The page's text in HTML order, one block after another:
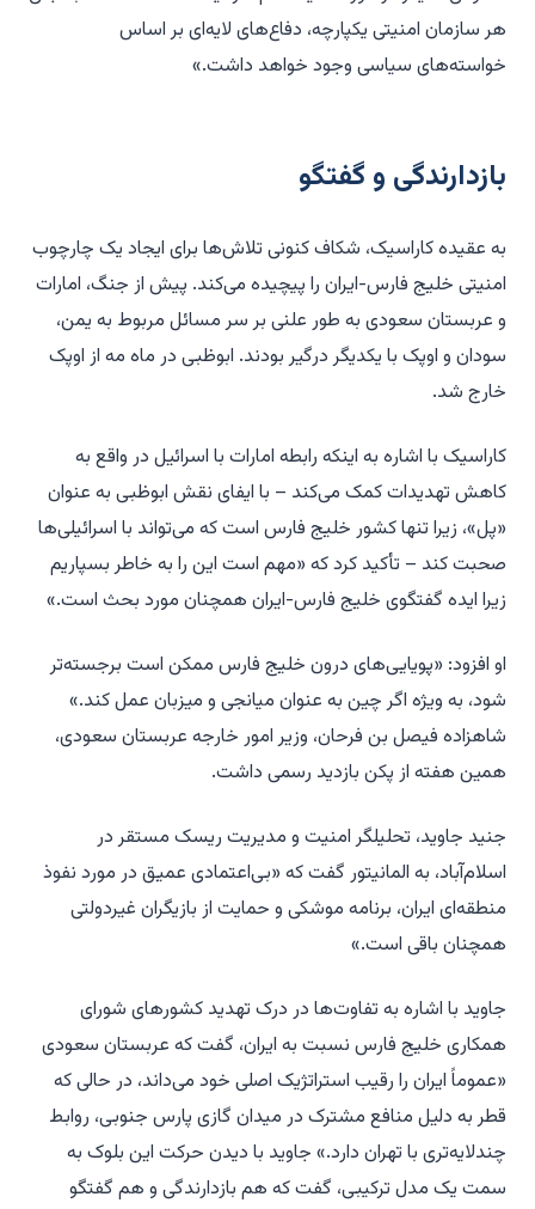
هر سازمان امنیتی یکپارچه، دفاع‌های لایه‌ای بر اساس
خواسته‌های سیاسی وجود خواهد داشت.»
بازدارندگی و گفتگو
به عقیده کاراسیک، شکاف کنونی تلاش‌ها برای ایجاد یک چارچوب
امنیتی خلیج فارس-ایران را پیچیده می‌کند. پیش از جنگ، امارات
و عربستان سعودی به طور علنی بر سر مسائل مربوط به یمن،
سودان و اوپک با یکدیگر درگیر بودند. ابوظبی در ماه مه از اوپک
خارج شد.
کاراسیک با اشاره به اینکه رابطه امارات با اسرائیل در واقع به
کاهش تهدیدات کمک می‌کند – با ایفای نقش ابوظبی به عنوان
«پل»، زیرا تنها کشور خلیج فارس است که می‌تواند با اسرائیلی‌ها
صحبت کند – تأکید کرد که «مهم است این را به خاطر بسپاریم
زیرا ایده گفتگوی خلیج فارس-ایران همچنان مورد بحث است.»
او افزود: «پویایی‌های درون خلیج فارس ممکن است برجسته‌تر
شود، به ویژه اگر چین به عنوان میانجی و میزبان عمل کند.»
شاهزاده فیصل بن فرحان، وزیر امور خارجه عربستان سعودی،
همین هفته از پکن بازدید رسمی داشت.
جنید جاوید، تحلیلگر امنیت و مدیریت ریسک مستقر در
اسلام‌آباد، به المانیتور گفت که «بی‌اعتمادی عمیق در مورد نفوذ
منطقه‌ای ایران، برنامه موشکی و حمایت از بازیگران غیردولتی
همچنان باقی است.»
جاوید با اشاره به تفاوت‌ها در درک تهدید کشورهای شورای
همکاری خلیج فارس نسبت به ایران، گفت که عربستان سعودی
«عموماً ایران را رقیب استراتژیک اصلی خود می‌داند، در حالی که
قطر به دلیل منافع مشترک در میدان گازی پارس جنوبی، روابط
چندلایه‌تری با تهران دارد.» جاوید با دیدن حرکت این بلوک به
سمت یک مدل ترکیبی، گفت که هم بازدارندگی و هم گفتگو